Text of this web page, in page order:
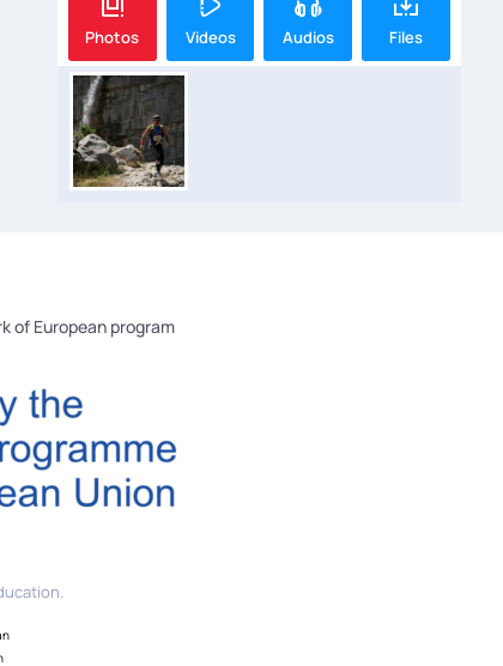
Photos Videos Audios Files
of European program